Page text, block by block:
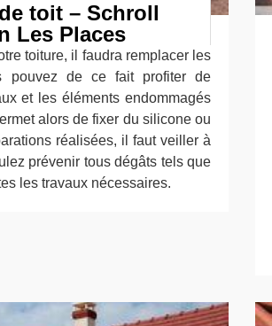
toit – Schroll
Les Places
toiture, il faudra remplacer les
pouvez de ce fait profiter de
et les éléments endommagés
alors de fixer du silicone ou
réalisées, il faut veiller à
prévenir tous dégâts tels que
les travaux nécessaires.